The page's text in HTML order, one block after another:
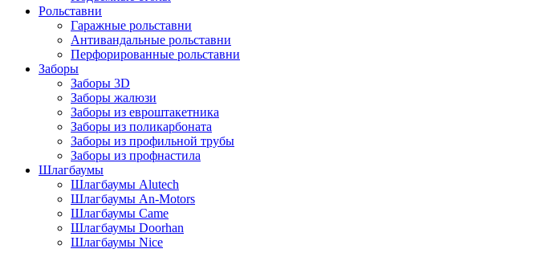
Рольставни
Гаражные рольставни
Антивандальные рольставни
Перфорированные рольставни
Заборы
Заборы 3D
Заборы жалюзи
Заборы из евроштакетника
Заборы из поликарбоната
Заборы из профильной трубы
Заборы из профнастила
Шлагбаумы
Шлагбаумы Alutech
Шлагбаумы An-Motors
Шлагбаумы Came
Шлагбаумы Doorhan
Шлагбаумы Nice